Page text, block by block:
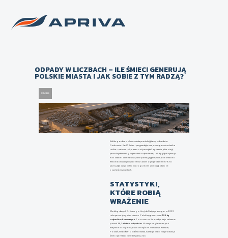
Back to list of news
ODPADY W LICZBACH – ILE ŚMIECI GENERUJĄ
POLSKIE MIASTA I JAK SOBIE Z TYM RADZĄ?
12/9/2025
Każdego dnia polskie miasta produkują tony odpadów.
Dosłownie. Ilość śmieci przypadająca na jednego mieszkańca
rośnie z roku na rok, a wraz z nią rosną też wyzwania, jakie stoją
przed systemami gospodarki odpadowej. Jak wygląda sytuacja
w liczbach? Jakie rozwiązania pomagają miejskim jednostkom i
firmom komunalnym w radzeniu sobie z tym problemem? Oto
przegląd danych i technologii, które zmieniają oblicze
czystości w miastach.
STATYSTYKI,
KTÓRE ROBIĄ
WRAŻENIE
Według danych Głównego Urzędu Statystycznego, w 2022
roku przeciętny mieszkaniec Polski wygenerował358 kg
odpadów komunalnych. To oznacza, że w całym kraju zebrano
ponad13,7 mln ton odpadów. W samych aglomeracjach
miejskich liczby te są jeszcze wyższe. Warszawa, Kraków,
Poznań, Wrocław i Łódź to miasta, w których roczna produkcja
śmieci przekracza setki tysięcy ton.